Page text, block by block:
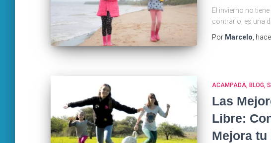
El invierno no
contrario, es una
Por Marcelo , hace
ACAMPADA BLOG
Las
Libre:
Mejora